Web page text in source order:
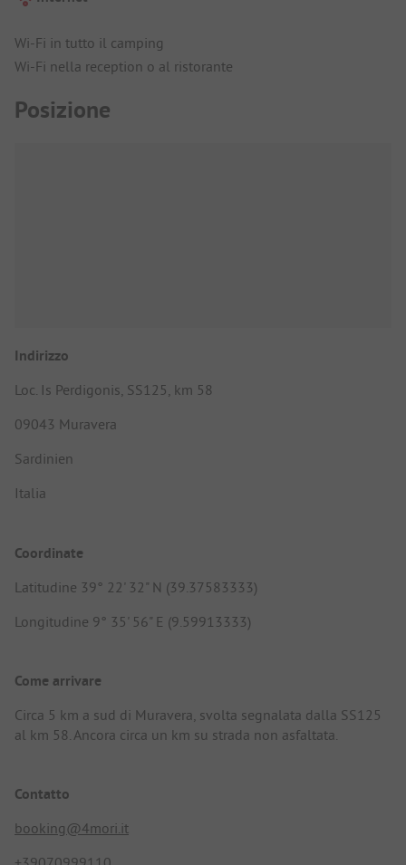
Wi-Fi in tutto il camping
Wi-Fi nella reception o al ristorante
Posizione
Indirizzo
Loc. Is Perdigonis, SS125, km 58
09043 Muravera
Sardinien
Italia
Coordinate
Latitudine 39° 22' 32" N (39.37583333)
Longitudine 9° 35' 56" E (9.59913333)
Come arrivare
Circa 5 km a sud di Muravera, svolta segnalata dalla SS125
al km 58. Ancora circa un km su strada non asfaltata.
Contatto
booking@4mori.it